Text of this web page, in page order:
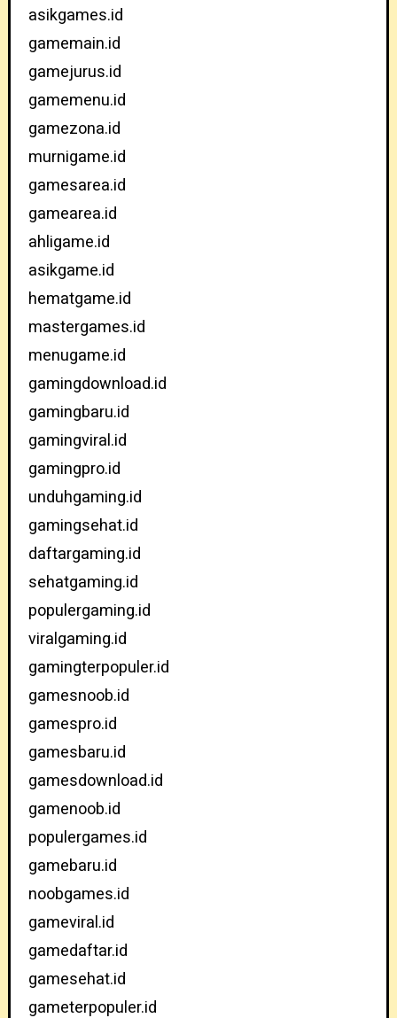
asikgames.id
gamemain.id
gamejurus.id
gamemenu.id
gamezona.id
murnigame.id
gamesarea.id
gamearea.id
ahligame.id
asikgame.id
hematgame.id
mastergames.id
menugame.id
gamingdownload.id
gamingbaru.id
gamingviral.id
gamingpro.id
unduhgaming.id
gamingsehat.id
daftargaming.id
sehatgaming.id
populergaming.id
viralgaming.id
gamingterpopuler.id
gamesnoob.id
gamespro.id
gamesbaru.id
gamesdownload.id
gamenoob.id
populergames.id
gamebaru.id
noobgames.id
gameviral.id
gamedaftar.id
gamesehat.id
gameterpopuler.id